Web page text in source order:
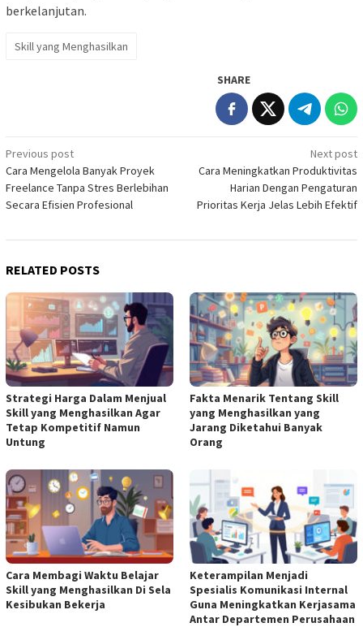
berkelanjutan.
Skill yang Menghasilkan
SHARE
Post
navigation
Previous post
Cara Mengelola Banyak Proyek
Freelance Tanpa Stres Berlebihan
Secara Efisien Profesional
Next post
Cara Meningkatkan Produktivitas
Harian Dengan Pengaturan
Prioritas Kerja Jelas Lebih Efektif
RELATED POSTS
Strategi Harga Dalam Menjual
Skill yang Menghasilkan Agar
Tetap Kompetitif Namun
Untung
Fakta Menarik Tentang Skill
yang Menghasilkan yang
Jarang Diketahui Banyak
Orang
Cara Membagi Waktu Belajar
Skill yang Menghasilkan Di Sela
Kesibukan Bekerja
Keterampilan Menjadi
Spesialis Komunikasi Internal
Guna Meningkatkan Kerjasama
Antar Departemen Perusahaan